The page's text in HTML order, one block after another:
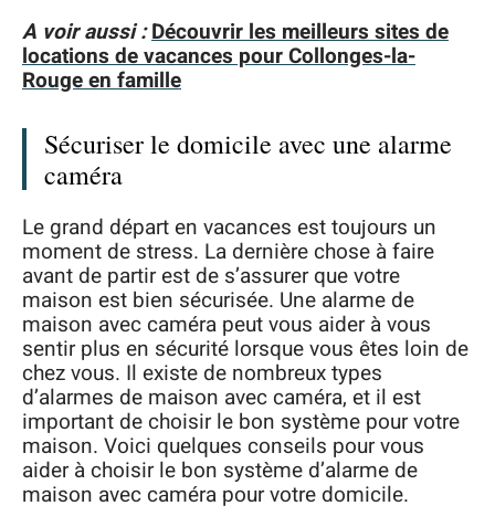
A voir aussi :Découvrir les meilleurs sites de
locations de vacances pour Collonges-la-
Rouge en famille
Sécuriser le domicile avec une alarme
caméra
Le grand départ en vacances est toujours un
moment de stress. La dernière chose à faire
avant de partir est de s’assurer que votre
maison est bien sécurisée. Une alarme de
maison avec caméra peut vous aider à vous
sentir plus en sécurité lorsque vous êtes loin de
chez vous. Il existe de nombreux types
d’alarmes de maison avec caméra, et il est
important de choisir le bon système pour votre
maison. Voici quelques conseils pour vous
aider à choisir le bon système d’alarme de
maison avec caméra pour votre domicile.